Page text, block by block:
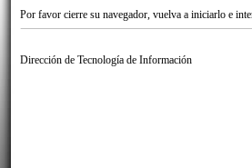
Por favor cierre su navegador, vuelva a iniciarlo e
Dirección de Tecnología de Información